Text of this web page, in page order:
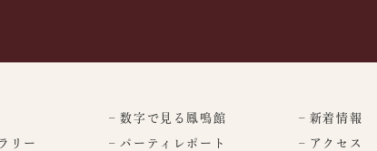
リー
– 数字で見る鳳鳴館
– パーティレポート
– 新着情報
– アクセス